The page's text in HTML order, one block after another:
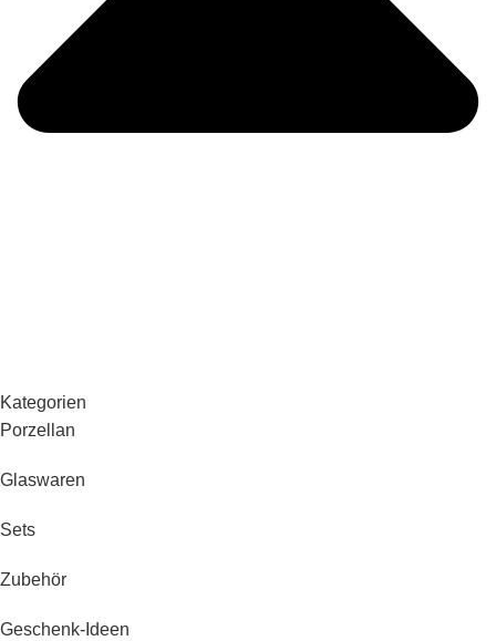
Kategorien
Porzellan
Glaswaren
Sets
Zubehör
Geschenk-Ideen